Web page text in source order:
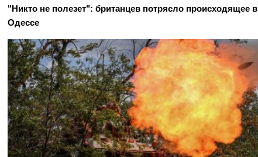
"Никто не полезет": британцев потрясло происходящее в
Одессе